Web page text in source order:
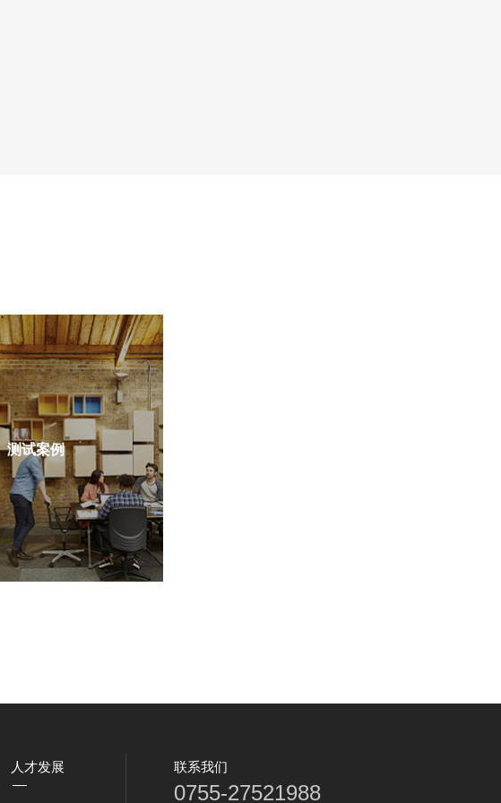
测试案例
人才发展 联系我们
0755-27521988